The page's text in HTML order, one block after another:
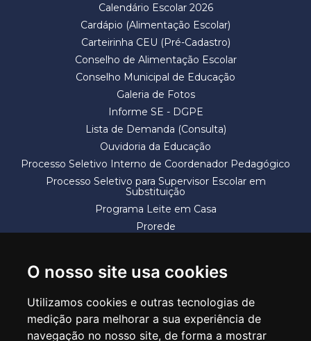
O nosso site usa cookies
Utilizamos cookies e outras tecnologias de
medição para melhorar a sua experiência de
navegação no nosso site, de forma a mostrar
Calendário Escolar 2026
Cardápio (Alimentação Escolar)
Carteirinha CEU (Pré-Cadastro)
Conselho de Alimentação Escolar
Conselho Municipal de Educação
Galeria de Fotos
Informe SE - DGPE
Lista de Demanda (Consulta)
Ouvidoria da Educação
Processo Seletivo Interno de Coordenador Pedagógico
Processo Seletivo para Supervisor Escolar em
Substituição
Programa Leite em Casa
Prorede